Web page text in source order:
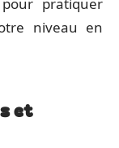
niveau en
et